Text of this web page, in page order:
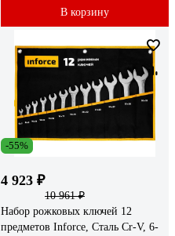
В корзину
-55%
4 923 ₽
10 961 ₽
Набор рожковых ключей 12
предметов Inforce, Сталь Cr-V, 6-